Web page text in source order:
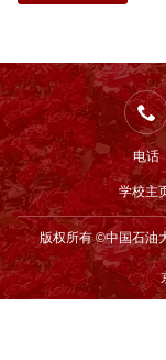
电话
学校主
版权所有 ©中国石油